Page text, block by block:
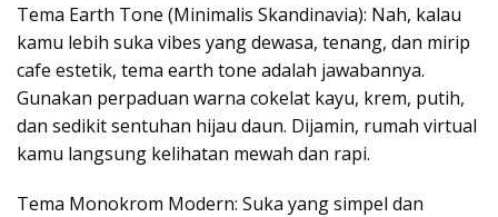
Tema Earth Tone (Minimalis Skandinavia): Nah, kalau
kamu lebih suka vibes yang dewasa, tenang, dan mirip
cafe estetik, tema earth tone adalah jawabannya.
Gunakan perpaduan warna cokelat kayu, krem, putih,
dan sedikit sentuhan hijau daun. Dijamin, rumah virtual
kamu langsung kelihatan mewah dan rapi.
Tema Monokrom Modern: Suka yang simpel dan